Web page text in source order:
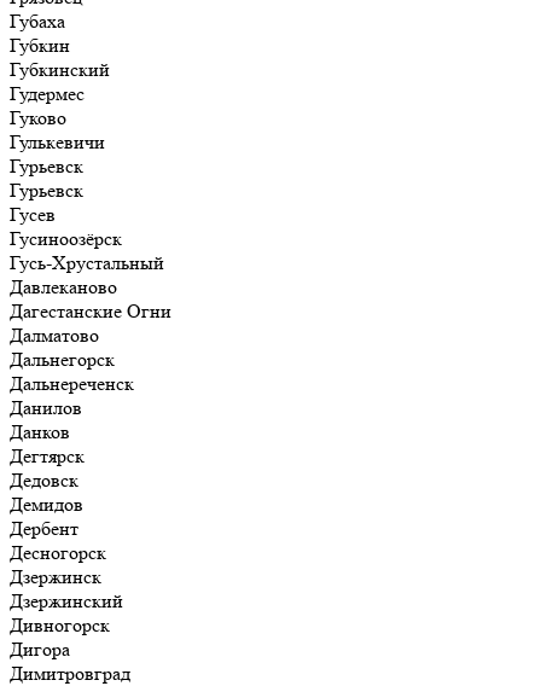
Губаха
Губкин
Губкинский
Гудермес
Гуково
Гулькевичи
Гурьевск
Гурьевск
Гусев
Гусиноозёрск
Гусь-Хрустальный
Давлеканово
Дагестанские Огни
Далматово
Дальнегорск
Дальнереченск
Данилов
Данков
Дегтярск
Дедовск
Демидов
Дербент
Десногорск
Дзержинск
Дзержинский
Дивногорск
Дигора
Димитровград